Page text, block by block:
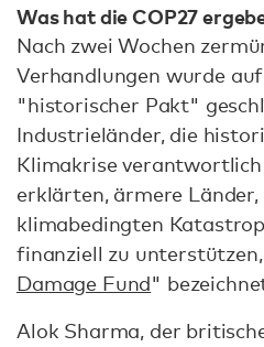
Was hat die COP27
Nach zwei Wochen
Verhandlungen wurde
"historischer Pakt"
Industrieländer, die
Klimakrise
erklärten, ärmere Länder,
klimabedingten
finanziell zu
Damage Fund"
Alok Sharma, der